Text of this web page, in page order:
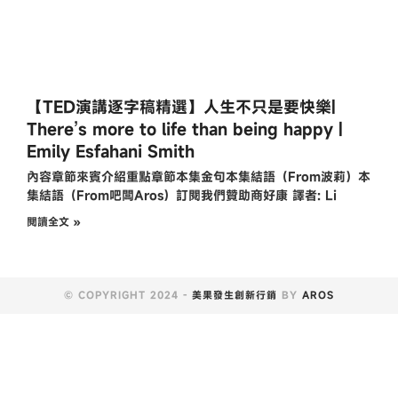
【TED演講逐字稿精選】人生不只是要快樂|
There’s more to life than being happy |
Emily Esfahani Smith
內容章節來賓介紹重點章節本集金句本集結語（From波莉）本
集結語（From吧闆Aros）訂閱我們贊助商好康 譯者: Li
閱讀全文 »
© COPYRIGHT 2024 - 美果發生創新行銷 BY AROS